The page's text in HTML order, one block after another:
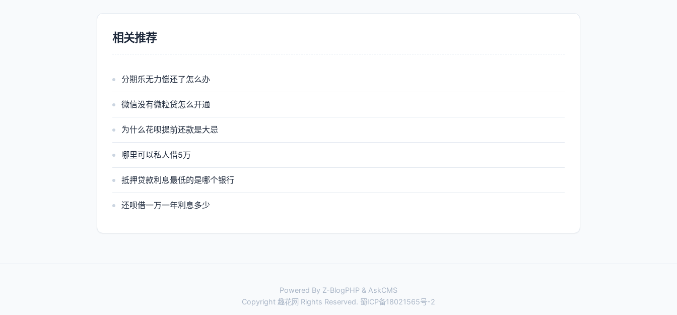
相关推荐
分期乐无力偿还了怎么办
微信没有微粒贷怎么开通
为什么花呗提前还款是大忌
哪里可以私人借5万
抵押贷款利息最低的是哪个银行
还呗借一万一年利息多少
Powered By Z-BlogPHP & AskCMS
Copyright 趣花网 Rights Reserved. 蜀ICP备18021565号-2